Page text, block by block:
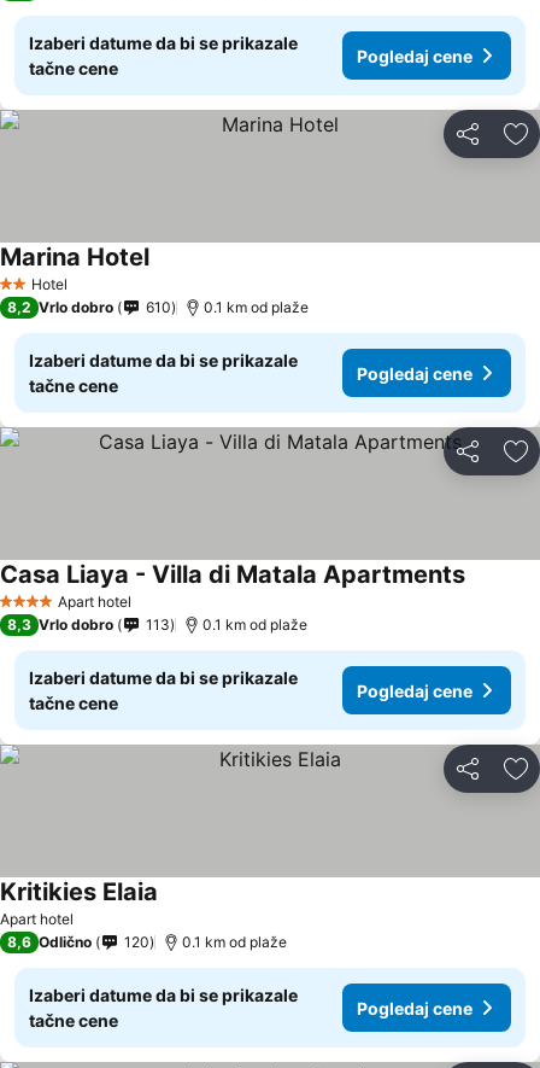
Izaberi datume da bi se prikazale
tačne cene
Pogledaj cene
Deli
2 Zvezdice
Hotel
Marina Hotel
8,2 Vrlo dobro 610 0.1 km od plaže
Izaberi datume da bi se prikazale
tačne cene
Pogledaj cene
Deli
4 ZvezdiceApart hotel
Casa Liaya - Villa di Matala Apartments
8,3 Vrlo dobro 113 0.1 km od plaže
Izaberi datume da bi se prikazale
tačne cene
Pogledaj cene
Deli
Apart hotel
Kritikies Elaia
8,6 Odlično 120 0.1 km od plaže
Izaberi datume da bi se prikazale
tačne cene
Pogledaj cene